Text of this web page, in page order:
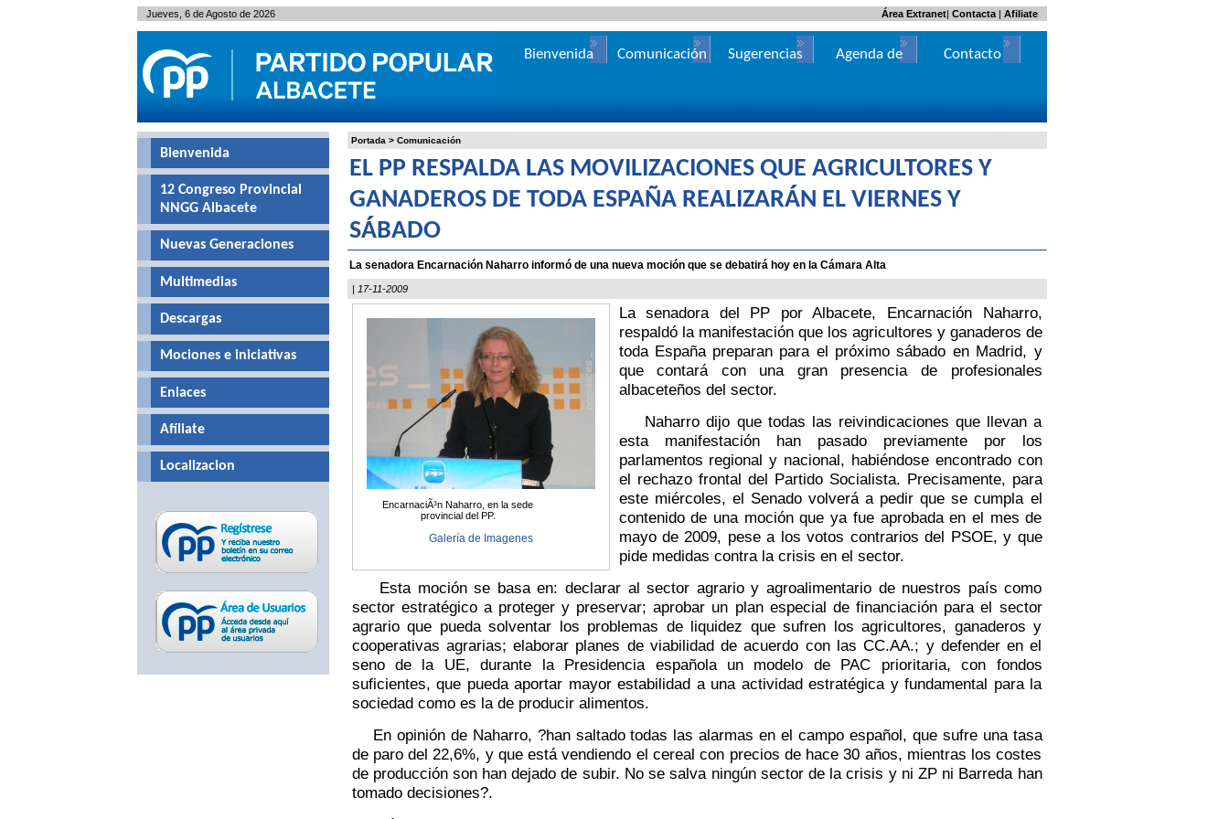
Portada > Comunicación
EL PP RESPALDA LAS MOVILIZACIONES QUE AGRICULTORES Y
GANADEROS DE TODA ESPAÑA REALIZARÁN EL VIERNES Y
SÁBADO
La senadora Encarnación Naharro informó de una nueva moción que se debatirá hoy en la Cámara Alta
| 17-11-2009
EncarnaciÃ³n Naharro, en la sede
provincial del PP.
Galería de Imagenes
La senadora del PP por Albacete, Encarnación Naharro,
respaldó la manifestación que los agricultores y ganaderos de
toda España preparan para el próximo sábado en Madrid, y
que contará con una gran presencia de profesionales
albaceteños del sector.
Naharro dijo que todas las reivindicaciones que llevan a
esta manifestación han pasado previamente por los
parlamentos regional y nacional, habiéndose encontrado con
el rechazo frontal del Partido Socialista. Precisamente, para
este miércoles, el Senado volverá a pedir que se cumpla el
contenido de una moción que ya fue aprobada en el mes de
mayo de 2009, pese a los votos contrarios del PSOE, y que
pide medidas contra la crisis en el sector.
Esta moción se basa en: declarar al sector agrario y agroalimentario de nuestros país como
sector estratégico a proteger y preservar; aprobar un plan especial de financiación para el sector
agrario que pueda solventar los problemas de liquidez que sufren los agricultores, ganaderos y
cooperativas agrarias; elaborar planes de viabilidad de acuerdo con las CC.AA.; y defender en el
seno de la UE, durante la Presidencia española un modelo de PAC prioritaria, con fondos
suficientes, que pueda aportar mayor estabilidad a una actividad estratégica y fundamental para la
sociedad como es la de producir alimentos.
En opinión de Naharro, ?han saltado todas las alarmas en el campo español, que sufre una tasa
de paro del 22,6%, y que está vendiendo el cereal con precios de hace 30 años, mientras los costes
de producción son han dejado de subir. No se salva ningún sector de la crisis y ni ZP ni Barreda han
tomado decisiones?.
Bienvenida
12 Congreso Provincial
NNGG Albacete
Nuevas Generaciones
Multimedias
Descargas
Mociones e iniciativas
Enlaces
Afíliate
Localizacion
Jueves, 6 de Agosto de 2026 | Contacta| Afiliate
Área Extranet
Bienvenida Comunicación Sugerencias
Agenda de
Contacto